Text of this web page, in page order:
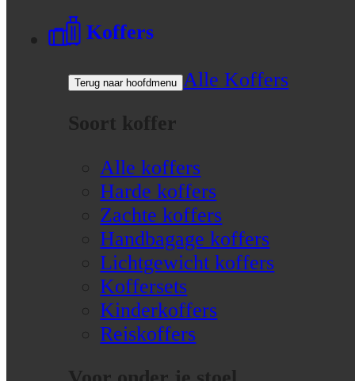
Koffers
Terug naar hoofdmenu
Alle Koffers
Soort koffer
Alle koffers
Harde koffers
Zachte koffers
Handbagage koffers
Lichtgewicht koffers
Koffersets
Kinderkoffers
Reiskoffers